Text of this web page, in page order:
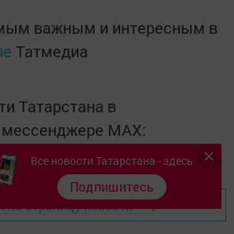
важным и интересным в
Татмедиа
Татарстана в
MАХ:
на страницу новости
Все новости Татарстана - здесь
Подпишитесь